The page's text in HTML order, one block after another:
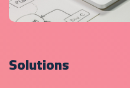
Solutions